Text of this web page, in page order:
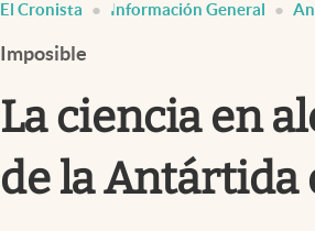
Infotechnology
Clase
Clima
Mundial 2026
Eventos Corporativos
El Cronista Información General
Imposible
La ciencia en
de la Antártida